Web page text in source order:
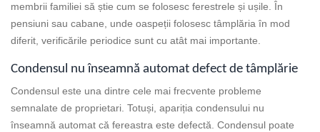
membrii familiei să știe cum se folosesc ferestrele și ușile. În
pensiuni sau cabane, unde oaspeții folosesc tâmplăria în mod
diferit, verificările periodice sunt cu atât mai importante.
Condensul nu înseamnă automat defect de tâmplărie
Condensul este una dintre cele mai frecvente probleme
semnalate de proprietari. Totuși, apariția condensului nu
înseamnă automat că fereastra este defectă. Condensul poate